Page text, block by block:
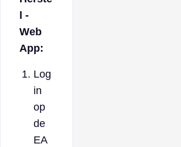
l -
Web
App:
Log
in
op
de
EA